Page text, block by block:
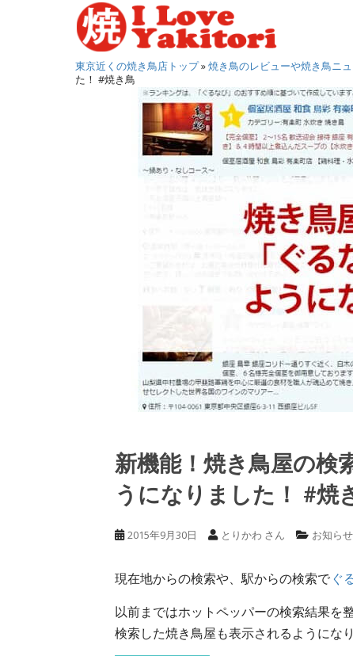
東京近くの焼き鳥店トップ»焼き鳥のレビューや焼き鳥ニ
た！ #焼き鳥
新機能！焼き鳥屋の検
うになりました！ #焼
2015年9月30日 とりかわ さん お知らせ
現在地からの検索や、駅からの検索でぐ
以前まではホットペッパーの検索結果を
検索した焼き鳥屋も表示されるようにな